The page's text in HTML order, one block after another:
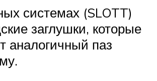
системах (SLOTT)
заглушки, которые
аналогичный паз